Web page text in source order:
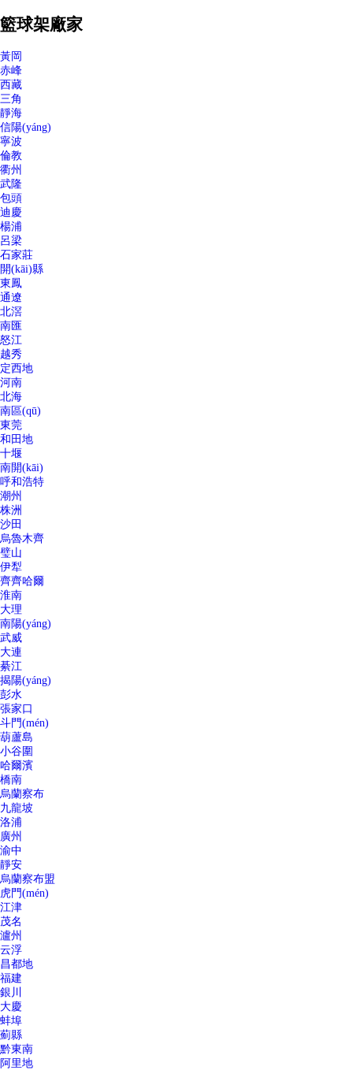
籃球架廠家
黃岡
赤峰
西藏
三角
靜海
信陽(yáng)
寧波
倫教
衢州
武隆
包頭
迪慶
楊浦
呂梁
石家莊
開(kāi)縣
東鳳
通遼
北滘
南匯
怒江
越秀
定西地
河南
北海
南區(qū)
東莞
和田地
十堰
南開(kāi)
呼和浩特
潮州
株洲
沙田
烏魯木齊
璧山
伊犁
齊齊哈爾
淮南
大理
南陽(yáng)
武威
大連
綦江
揭陽(yáng)
彭水
張家口
斗門(mén)
葫蘆島
小谷圍
哈爾濱
橋南
烏蘭察布
九龍坡
洛浦
廣州
渝中
靜安
烏蘭察布盟
虎門(mén)
江津
茂名
瀘州
云浮
昌都地
福建
銀川
大慶
蚌埠
薊縣
黔東南
阿里地